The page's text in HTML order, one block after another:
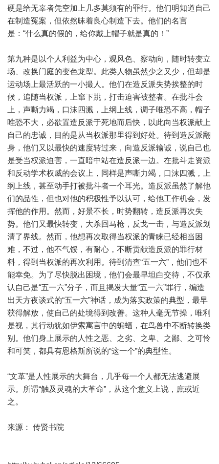
硬是给无辜者凭空加上几多莫须有的罪行。他们明知道自己
在制造冤案，但依然昧着良心制造下去。他们的名言
是：“什么真的假的，给你戴上帽子就是真的！”
第九种是以个人利益为中心，观风色、察动向，随时转变立
场、改换门庭的变色龙型。此类人物虽然少之又少，但却是
运动场上最活跃的一小撮人。他们在造反派失势挨整的时
候，追随当权派，上窜下跳，打击迫害被整者。在批斗会
上，声嘶力竭，口沫四溅，上纲上线，调子唯恐不高，帽子
唯恐不大，必欲置造反派于死地而后快，以此向当权派献上
自己的忠诚，目的是从当权派那里得到好处。待到造反派翻
身，他们又以最快的速度转过来，向造反派输诚，说自己也
是受当权派迫害，一直暗中站在造反派一边。在批斗走资派
和反动学术权威的会议上，同样是声嘶力竭，口沫四溅，上
纲上线，甚至动手打被批斗者一个耳光。造反派虽然了解他
们的品性，但也对他的积极性予以认可，给他工作机会，发
挥他的作用。然而，好景不长，时势翻转，造反派再次失
势。他们又最快转变，大杀回马枪，反戈一击，与造反派划
清了界线。然而，他想再次取得当权派的青睐已经相当困
难，不过，他不气馁，有耐心，不断贡献造反派的罪行材
料，得到当权派的再次利用。待到清查“五一六”，他们也不
能幸免。为了尽快脱出困境，他们会最早坦白交待，不仅承
认自己是“五一六”分子，而且揭发大量“五一六”罪行，编造
出天方夜谈式的“五一六”神话，成为落实政策的典型，最早
获得解放，使自己的处境得到改善。这种人毫无节操，唯利
是视，其行动犹如伊索寓言中的蝙蝠，在鸟兽中不断转换类
别。他们身上展示的人性之恶、之劣、之卑、之鄙、之可怜
和可笑，都具有恩格斯所说的“这一个”的典型性。
“文革”是人性展示的大舞台，几乎每一个人都无法逃避展
示。所谓“触及灵魂的大革命”，从这个意义上说，庶或近
之。
来源： 传贤书院